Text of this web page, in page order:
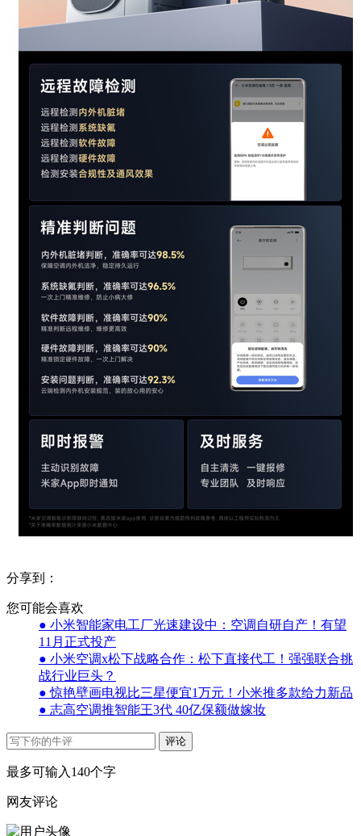
分享到：
您可能会喜欢
● 小米智能家电工厂光速建设中：空调自研自产！有望
11月正式投产
● 小米空调x松下战略合作：松下直接代工！强强联合挑
战行业巨头？
● 惊艳壁画电视比三星便宜1万元！小米推多款给力新品
● 志高空调推智能王3代 40亿保额做嫁妆
评论
最多可输入140个字
网友评论